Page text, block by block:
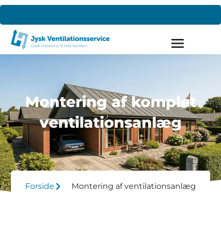
Montering af komplet
ventilationsanlæg
Forside Montering af ventilationsanlæg